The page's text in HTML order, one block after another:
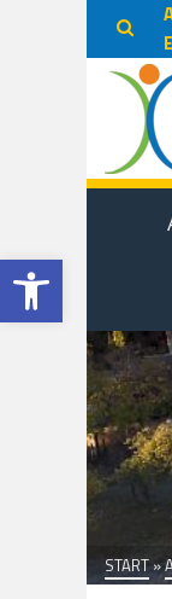
Otwórz pasek narzędzi
START »